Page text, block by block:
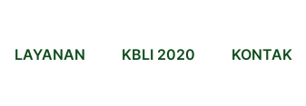
LAYANAN KBLI 2020 KONTAK